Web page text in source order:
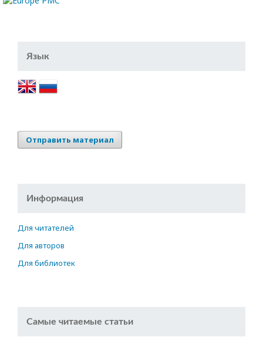
Язык
Отправить материал
Информация
Для читателей
Для авторов
Для библиотек
Самые читаемые статьи